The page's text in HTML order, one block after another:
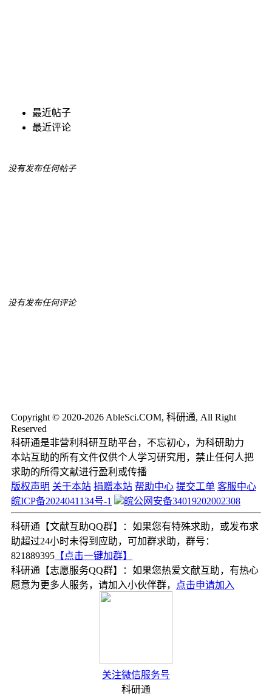
最近帖子
最近评论
没有发布任何帖子
没有发布任何评论
Copyright © 2020-2026 AbleSci.COM, 科研通, All Right
Reserved
科研通是非营利科研互助平台，不忘初心，为科研助力
本站互助的所有文件仅供个人学习研究用，禁止任何人把
求助的所得文献进行盈利或传播
版权声明 关于本站 捐赠本站 帮助中心 提交工单 客服中心
皖ICP备2024041134号-1
皖公网安备34019202002308
科研通【文献互助QQ群】：如果您有特殊求助，或发布求
助超过24小时未得到应助，可加群求助，群号：
821889395 【点击一键加群】
科研通【志愿服务QQ群】：如果您热爱文献互助，有热心
愿意为更多人服务，请加入小伙伴群，
点击申请加入
关注微信服务号
科研通